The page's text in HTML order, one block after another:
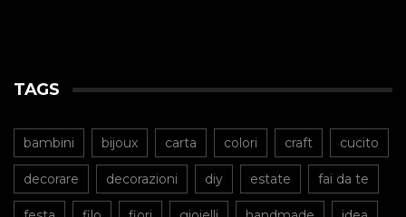
TAGS
bambini bijoux carta colori craft cucito
decorare decorazioni diy estate fai da te